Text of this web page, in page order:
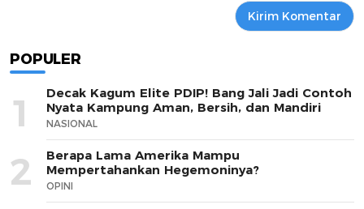
POPULER
1
Decak Kagum Elite PDIP! Bang Jali Jadi Contoh
Nyata Kampung Aman, Bersih, dan Mandiri
NASIONAL
2
Berapa Lama Amerika Mampu
Mempertahankan Hegemoninya?
OPINI